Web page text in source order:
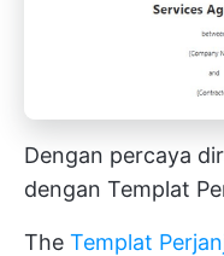
Dengan percaya
dengan Templat
The Templat